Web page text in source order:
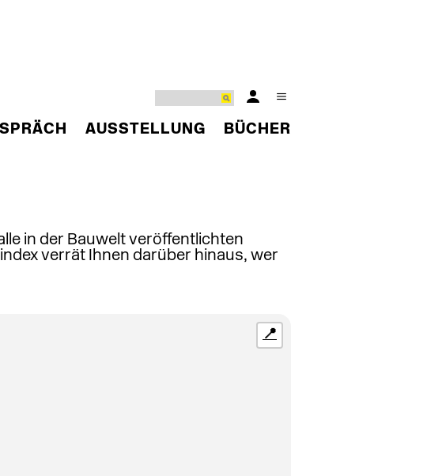
AUSSTELLUNG BÜCHER
in der Bauwelt veröffentlichten
verrät Ihnen darüber hinaus, wer
📍